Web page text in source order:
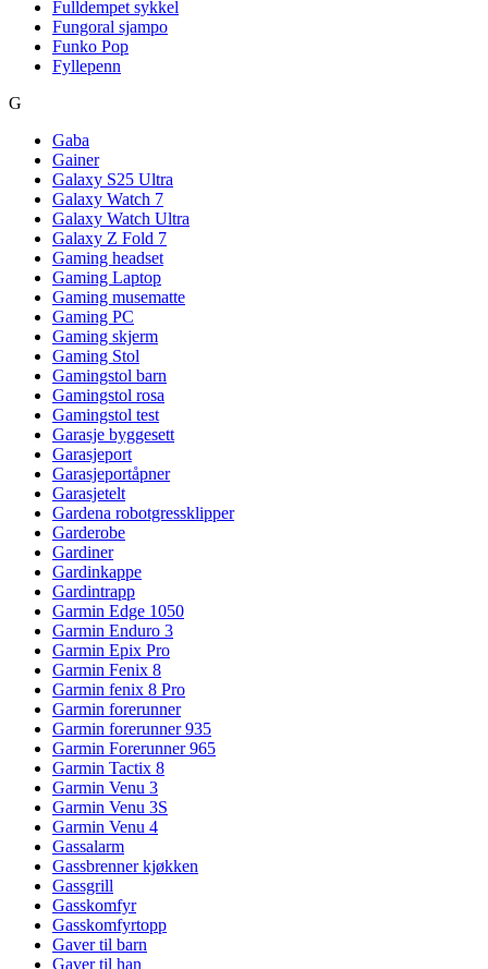
Fulldempet sykkel
Fungoral sjampo
Funko Pop
Fyllepenn
G
Gaba
Gainer
Galaxy S25 Ultra
Galaxy Watch 7
Galaxy Watch Ultra
Galaxy Z Fold 7
Gaming headset
Gaming Laptop
Gaming musematte
Gaming PC
Gaming skjerm
Gaming Stol
Gamingstol barn
Gamingstol rosa
Gamingstol test
Garasje byggesett
Garasjeport
Garasjeportåpner
Garasjetelt
Gardena robotgressklipper
Garderobe
Gardiner
Gardinkappe
Gardintrapp
Garmin Edge 1050
Garmin Enduro 3
Garmin Epix Pro
Garmin Fenix 8
Garmin fenix 8 Pro
Garmin forerunner
Garmin forerunner 935
Garmin Forerunner 965
Garmin Tactix 8
Garmin Venu 3
Garmin Venu 3S
Garmin Venu 4
Gassalarm
Gassbrenner kjøkken
Gassgrill
Gasskomfyr
Gasskomfyrtopp
Gaver til barn
Gaver til han